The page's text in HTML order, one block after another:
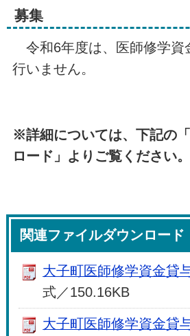
募集
令和6年度は、医師修学資
行いません。
※詳細については、下記の
ロード」よりご覧ください。
関連ファイルダウンロード
大子町医師修学資金貸
式／150.16KB
大子町医師修学資金貸